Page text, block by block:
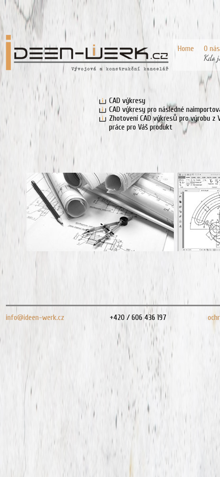
Home O nás
Kdo
CAD výkresy
CAD výkresy pro následné
Zhotovení CAD výkresů pro výrobu z
práce pro Váš produkt
info@ideen-werk.cz +420 / 606 436 197